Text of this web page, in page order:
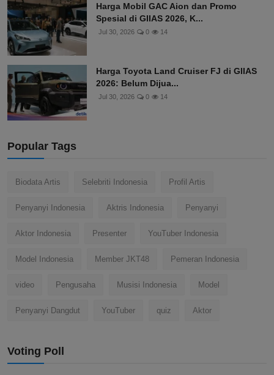
Harga Mobil GAC Aion dan Promo
Spesial di GIIAS 2026, K...
Jul 30, 2026 0 14
Harga Toyota Land Cruiser FJ di GIIAS
2026: Belum Dijua...
Jul 30, 2026 0 14
Popular Tags
Biodata Artis Selebriti Indonesia Profil Artis
Penyanyi Indonesia Aktris Indonesia Penyanyi
Aktor Indonesia Presenter YouTuber Indonesia
Model Indonesia Member JKT48 Pemeran Indonesia
video Pengusaha Musisi Indonesia Model
Penyanyi Dangdut YouTuber quiz Aktor
Voting Poll